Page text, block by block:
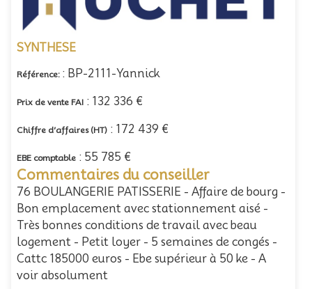
SYNTHESE
Référence: : BP-2111-Yannick
Prix de vente FAI : 132 336 €
Chiffre d’affaires (HT) : 172 439 €
EBE comptable : 55 785 €
Commentaires du conseiller
76 BOULANGERIE PATISSERIE - Affaire de bourg -
Bon emplacement avec stationnement aisé -
Très bonnes conditions de travail avec beau
logement - Petit loyer - 5 semaines de congés -
Cattc 185000 euros - Ebe supérieur à 50 ke - A
voir absolument